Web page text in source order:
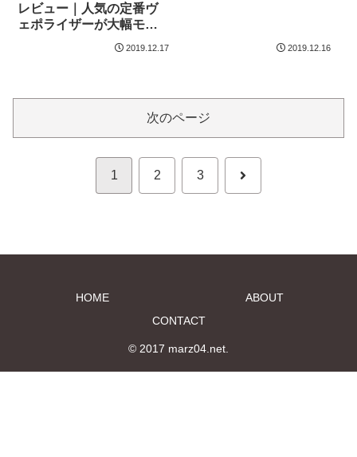
レビュー｜人気の定番ヴ
ェポライザーが大幅モデ
2019.12.17 2019.12.16
次のページ
1 2 3 次
HOME
ABOUT
CONTACT
© 2017 marz04.net.